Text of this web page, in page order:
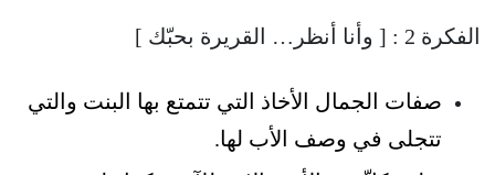
الفكرة 2 : [ وأنا أنظر… القريرة بحبّك ]
صفات الجمال الأخاذ التي تتمتع بها البنت والتي
تتجلى في وصف الأب لها.